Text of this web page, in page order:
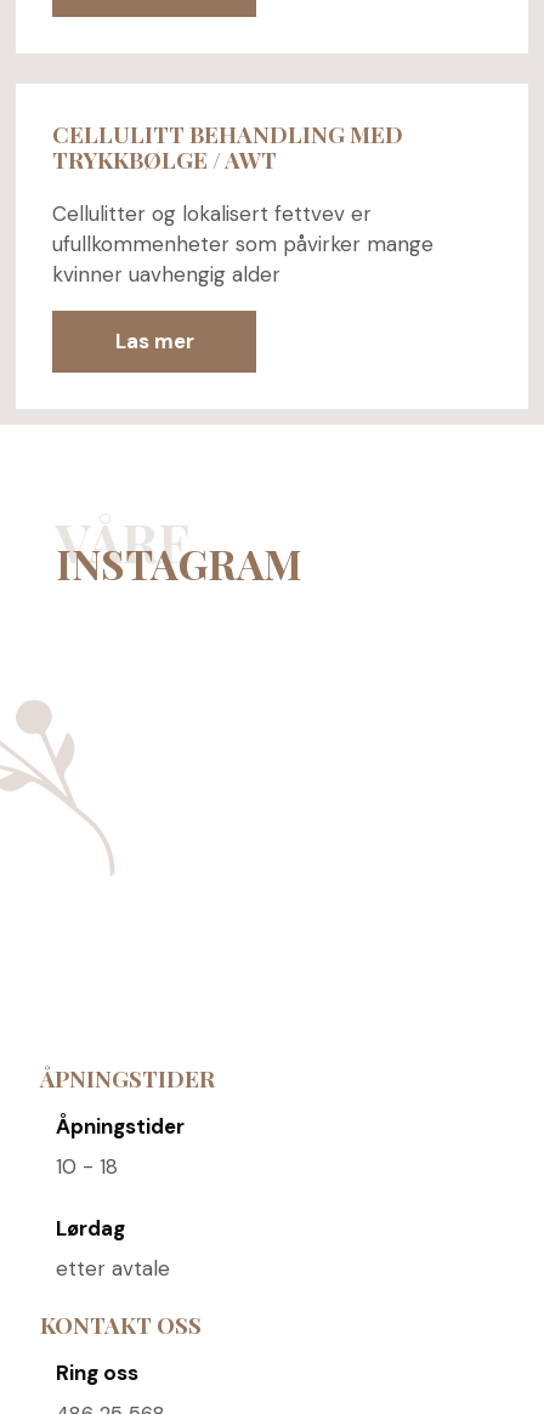
CELLULITT BEHANDLING MED
TRYKKBØLGE / AWT
Cellulitter og lokalisert fettvev er
ufullkommenheter som påvirker mange
kvinner uavhengig alder
Las mer
VÅRE
INSTAGRAM
ÅPNINGSTIDER
Åpningstider
10 - 18
Lørdag
etter avtale
KONTAKT OSS
Ring oss